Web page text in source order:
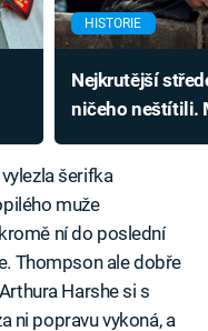
HISTORIE
Nejkrutější
ničeho neštítili.
šerifka
muže
ní do poslední
Thompson ale dobře
Harshe si s
ni popravu vykoná, a